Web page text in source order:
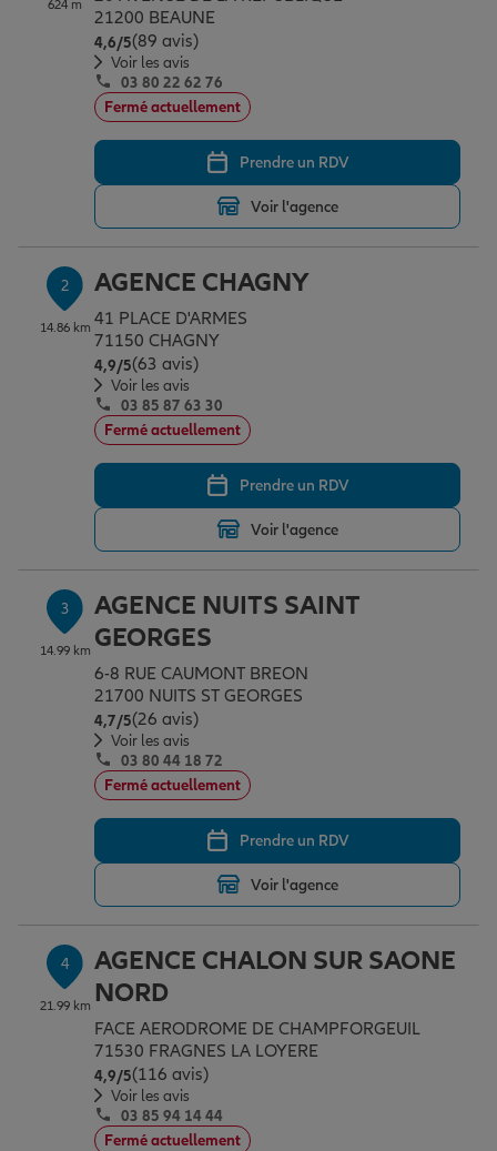
Assurance emprunteur
Prévoyance et dépendance
Assurance animal de compagnie
Protection de la famille
Protection juridique
Épargne & retraite
Plan épargne retraite
Assurance vie
Placements financiers
Investissements immobiliers
Transmission
Vos projets
Partir en vacances
Déménager
Changer de voiture
Départ à la retraite
Conseil assurance
Outre-mer
Assurance auto
Assurance habitation
Garantie des accidents de la vie
Assurance scolaire
Protection juridique
Tous nos devis d'assurance
Professionnels
Allianz en France
624 m
21200 BEAUNE
4,6/5Note de 4.6 sur 5
(89 avis)
Voir les avis
03 80 22 62 76
Fermé actuellement
Prendre un RDV
Voir l'agence
2
14.86 km
AGENCE CHAGNY
41 PLACE D'ARMES
71150 CHAGNY
4,9/5Note de 4.9 sur 5
(63 avis)
Voir les avis
03 85 87 63 30
Fermé actuellement
Prendre un RDV
Voir l'agence
3
14.99 km
AGENCE NUITS SAINT
GEORGES
6-8 RUE CAUMONT BREON
21700 NUITS ST GEORGES
4,7/5Note de 4.7 sur 5
(26 avis)
Voir les avis
03 80 44 18 72
Fermé actuellement
Prendre un RDV
Voir l'agence
4
21.99 km
AGENCE CHALON SUR SAONE
NORD
FACE AERODROME DE CHAMPFORGEUIL
71530 FRAGNES LA LOYERE
4,9/5Note de 4.9 sur 5
(116 avis)
Voir les avis
03 85 94 14 44
Fermé actuellement